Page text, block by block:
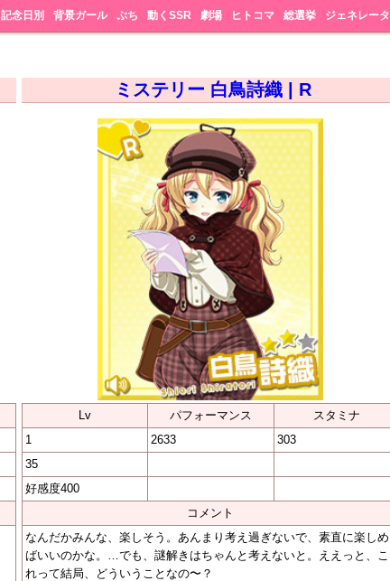
記念日別 背景ガール ぷち 動くSSR 劇場 ヒトコマ 総選挙 ジェネレータ
ミステリー 白鳥詩織 | R
Lv パフォーマンス
スタミナ
1
2633
303
35
好感度400
コメント
なんだかみんな、楽しそう。あんまり考え過ぎないで、素直に楽しめ
ばいいのかな。…でも、謎解きはちゃんと考えないと。ええっと、こ
れって結局、どういうことなの〜？